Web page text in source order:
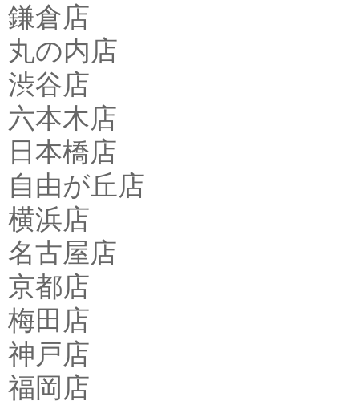
鎌倉店
丸の内店
渋谷店
六本木店
日本橋店
自由が丘店
横浜店
名古屋店
京都店
梅田店
神戸店
福岡店